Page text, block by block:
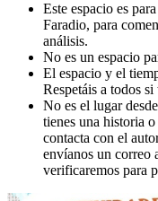
Este espacio es
Faradio, para
análisis.
No es un espacio
El espacio y el
Respetáis a todos
No es el lugar
tienes una historia
contacta con el
envíanos un correo
verificaremos para